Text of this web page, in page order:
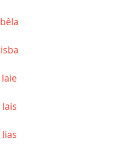
bêla
isba
laie
lais
lias